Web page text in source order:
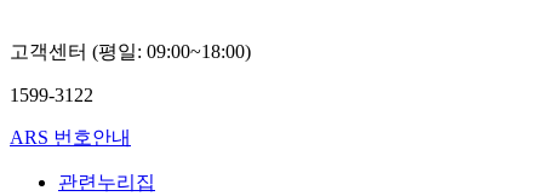
고객센터 (평일: 09:00~18:00)
1599-3122
ARS 번호안내
관련누리집